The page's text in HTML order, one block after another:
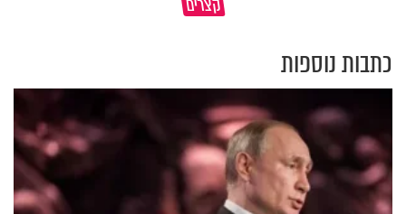
מדוע האמונה נמשלה למלח?
כתבות נוספות